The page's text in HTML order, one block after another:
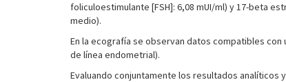
foliculoestimulante [FSH]: 6,08 mUI/ml) y 17-beta
medio).
En la ecografía se observan datos compatibles
de línea endometrial).
Evaluando conjuntamente los resultados analíticos